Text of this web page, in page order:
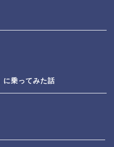
に乗ってみた話